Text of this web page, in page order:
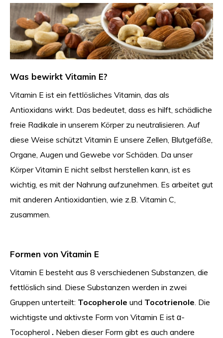
Was bewirkt Vitamin E?
Vitamin E ist ein fettlösliches Vitamin, das als
Antioxidans wirkt. Das bedeutet, dass es hilft, schädliche
freie Radikale in unserem Körper zu neutralisieren. Auf
diese Weise schützt Vitamin E unsere Zellen, Blutgefäße,
Organe, Augen und Gewebe vor Schäden. Da unser
Körper Vitamin E nicht selbst herstellen kann, ist es
wichtig, es mit der Nahrung aufzunehmen. Es arbeitet gut
mit anderen Antioxidantien, wie z.B. Vitamin C,
zusammen.
Formen von Vitamin E
Vitamin E besteht aus 8 verschiedenen Substanzen, die
fettlöslich sind. Diese Substanzen werden in zwei
Gruppen unterteilt: Tocopherole und Tocotrienole. Die
wichtigste und aktivste Form von Vitamin E ist α-
Tocopherol . Neben dieser Form gibt es auch andere